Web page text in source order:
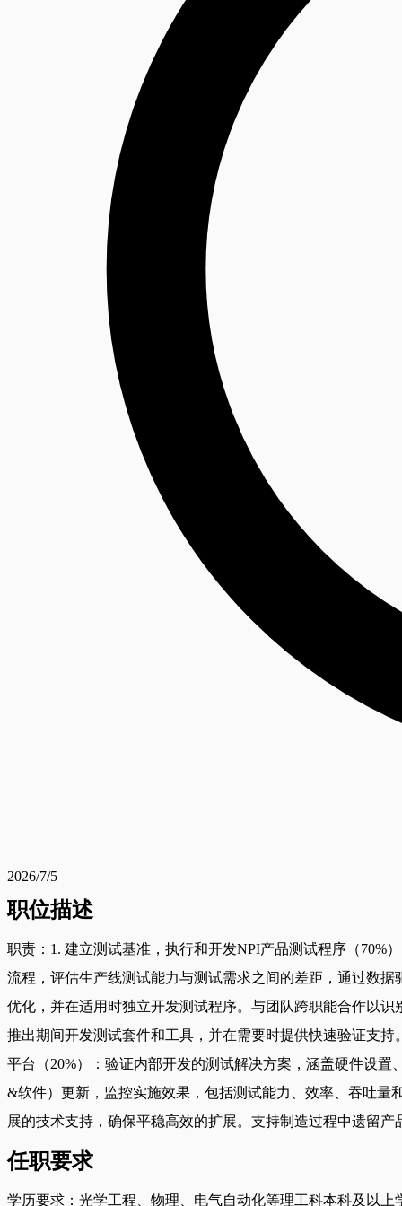
2026/7/5
职位描述
职责：1. 建立测试基准，执行和开发NPI产品测试程序（70%
流程，评估生产线测试能力与测试需求之间的差距，通过数
优化，并在适用时独立开发测试程序。与团队跨职能合作以
推出期间开发测试套件和工具，并在需要时提供快速验证支
平台（20%）：验证内部开发的测试解决方案，涵盖硬件设
&软件）更新，监控实施效果，包括测试能力、效率、吞吐量
展的技术支持，确保平稳高效的扩展。支持制造过程中遗留产
任职要求
学历要求：光学工程、物理、电气自动化等理工科本科及以